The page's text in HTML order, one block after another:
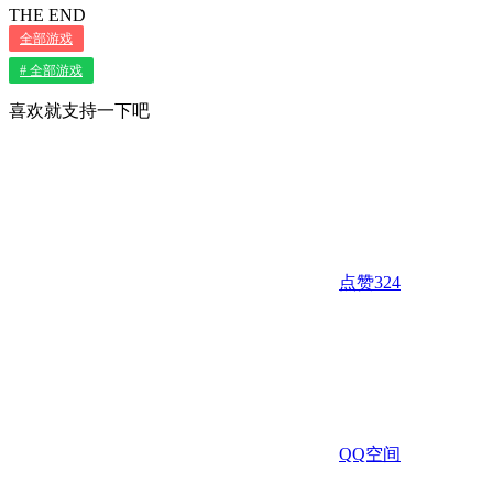
THE END
全部游戏
# 全部游戏
喜欢就支持一下吧
点赞324
QQ空间